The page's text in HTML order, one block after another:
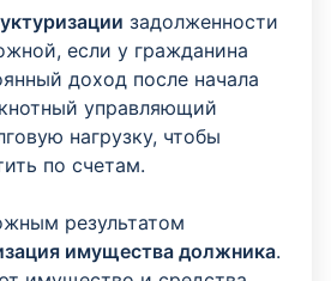
задолженности
если у гражданина
доход после начала
управляющий
нагрузку, чтобы
по счетам.
результатом
имущества должника.